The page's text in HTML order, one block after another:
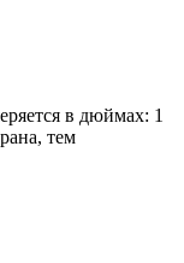
в дюймах: 1
тем